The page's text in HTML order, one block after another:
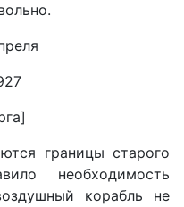
границы старого
необходимость
корабль не